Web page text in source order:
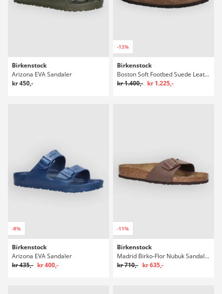
Birkenstock
Arizona EVA Sandaler
kr 450,-
-13%
Birkenstock
Boston Soft Footbed Suede Leather Sandaler
kr 1.400,- kr 1.225,-
-8%
Birkenstock
Arizona EVA Sandaler
kr 435,- kr 400,-
-11%
Birkenstock
Madrid Birko-Flor Nubuk Sandaler
kr 710,- kr 635,-